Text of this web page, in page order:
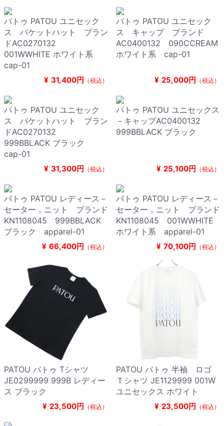
パトゥ PATOU ユニセック
ス バケットハット ブラン
ドAC0270132
001WWHITE ホワイト系
cap-01
¥ 31,400円 （税込）
パトゥ PATOU ユニセック
ス キャップ ブランド
AC0400132 090CCREAM
ホワイト系 cap-01
¥ 25,000円 （税込）
パトゥ PATOU ユニセック
ス バケットハット ブラン
ドAC0270132
999BBLACK ブラック
cap-01
¥ 31,300円 （税込）
パトゥ PATOU ユニセックス
－キャップAC0400132
999BBLACK ブラック
¥ 25,100円 （税込）
パトゥ PATOU レディース－
セーター，ニット ブランド
KN1108045 999BBLACK
ブラック apparel-01
¥ 66,400円 （税込）
パトゥ PATOU レディース－
セーター，ニット ブランド
KN1108045 001WWHITE
ホワイト系 apparel-01
¥ 70,100円 （税込）
PATOU パトゥ Tシャツ
JE0299999 999B レディー
ス ブラック
¥ 23,500円 （税込）
PATOU パトゥ 半袖 ロゴ
Ｔシャツ JE1129999 001W
ユニセックス ホワイト
¥ 23,500円 （税込）